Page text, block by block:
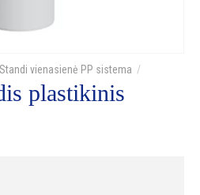
Standi vienasienė PP sistema
plastikinis